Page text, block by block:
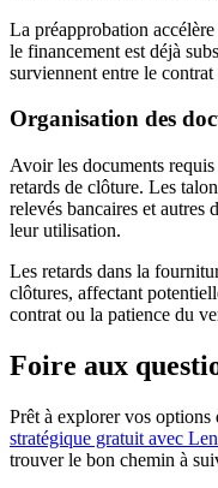
La préapprobation
le financement est déjà
surviennent entre le
Organisation des
Avoir les documents
retards de clôture. Les
relevés bancaires et autres
leur utilisation.
Les retards dans la
clôtures, affectant
contrat ou la patience du
Foire aux
Prêt à explorer vos options
stratégique gratuit avec
trouver le bon chemin à